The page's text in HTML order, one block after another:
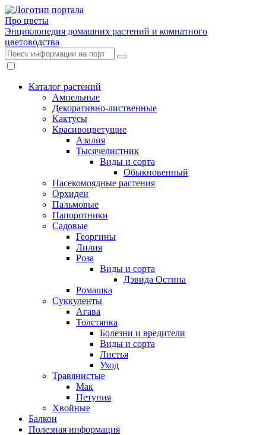
Про цветы
Энциклопедия домашних растений и комнатного
цветоводства
Каталог растений
Ампельные
Декоративно-лиственные
Кактусы
Красивоцветущие
Азалия
Тысячелистник
Виды и сорта
Обыкновенный
Насекомоядные растения
Орхидеи
Пальмовые
Папоротники
Садовые
Георгины
Лилия
Роза
Виды и сорта
Дэвида Остина
Ромашка
Суккуленты
Агава
Толстянка
Болезни и вредители
Виды и сорта
Листья
Уход
Травянистые
Мак
Петуния
Хвойные
Балкон
Полезная информация